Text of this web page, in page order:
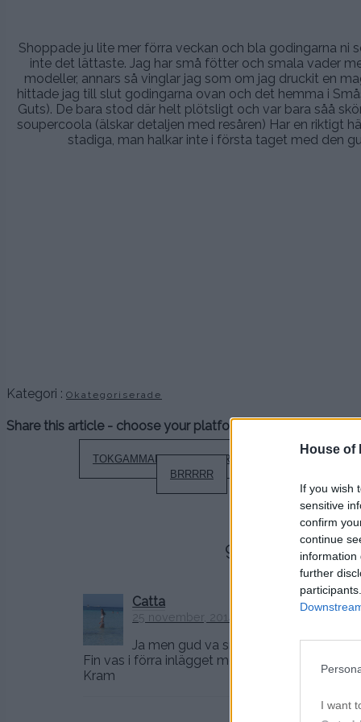
House of
If you wish
sensitive
confirm
continue
information
further
I want
Shoppade ju lite mer förra veckan och bla godingarna
inte det lättaste. Jag har små fötter och smala vader
modeller, annars så vinglar jag som om jag druckit en
hittade jag till slut godingarna ovan och det hemma i
Guts). De bara stod där helt plötsligt och var bara såå
soupercoola (älskar detaljen med resåren) Har en riktigt
stadiga, man halkar inte i första taget med den
Kategori : Okategoriserade
Share this article - choose your platform:
InläggsnavigeringTOKGAMMAL TAVLA & SPRILLANS VAS
BRRRRR
9
Catta
25 november, 2014 kl. 15:11
Ja men gud va snygga! Och man ser
Fin vas i förra inlägget med 🙂
Kram